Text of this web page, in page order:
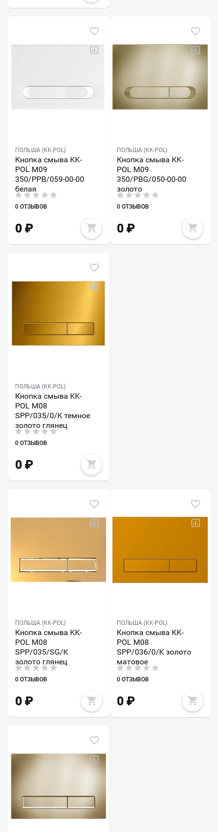
ПОЛЬША (KK-POL)
Кнопка смыва KK-
POL M09
350/PPB/059-00-00
белая
0 ОТЗЫВОВ
0 ₽
ПОЛЬША (KK-POL)
Кнопка смыва KK-
POL M09
350/PBG/050-00-00
золото
0 ОТЗЫВОВ
0₽
ПОЛЬША (KK-POL)
Кнопка смыва KK-
POL M08
SPP/035/0/K темное
золото глянец
0 ОТЗЫВОВ
0 ₽
ПОЛЬША (KK-POL)
Кнопка смыва KK-
POL M08
SPP/035/SG/K
золото глянец
0 ОТЗЫВОВ
0 ₽
ПОЛЬША (KK-POL)
Кнопка смыва KK-
POL M08
SPP/036/0/K золото
матовое
0 ОТЗЫВОВ
0₽